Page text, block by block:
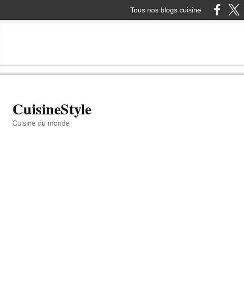
Tous nos blogs cuisine
CuisineStyle
Cuisine du monde